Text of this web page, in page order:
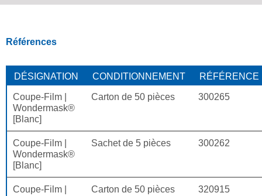
Références
DÉSIGNATION CONDITIONNEMENT RÉFÉRENCE
Coupe-Film |
Wondermask®
[Blanc]
Carton de 50 pièces 300265
Coupe-Film |
Wondermask®
[Blanc]
Sachet de 5 pièces 300262
Coupe-Film |
Carton de 50 pièces 320915